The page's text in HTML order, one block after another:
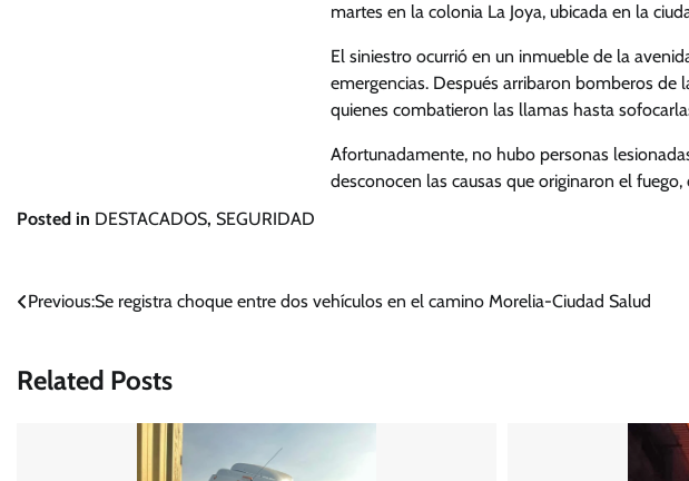
martes en la colonia La Joya, ubicada en la
El siniestro ocurrió en un inmueble de la
emergencias. Después arribaron bomberos de
quienes combatieron las llamas hasta
Afortunadamente, no hubo personas
desconocen las causas que originaron el
Posted in DESTACADOS, SEGURIDAD
Navegación
entradas
Previous:Se registra choque entre dos vehículos en el camino Morelia-Ciudad Salud
Related Posts